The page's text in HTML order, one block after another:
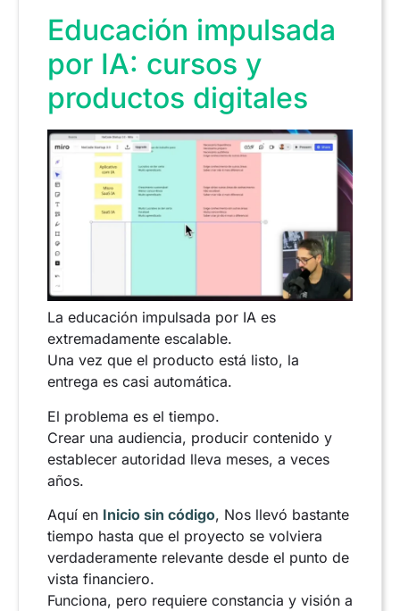
Educación impulsada
por IA: cursos y
productos digitales
La educación impulsada por IA es
extremadamente escalable.
Una vez que el producto está listo, la
entrega es casi automática.
El problema es el tiempo.
Crear una audiencia, producir contenido y
establecer autoridad lleva meses, a veces
años.
Aquí en Inicio sin código, Nos llevó bastante
tiempo hasta que el proyecto se volviera
verdaderamente relevante desde el punto de
vista financiero.
Funciona, pero requiere constancia y visión a